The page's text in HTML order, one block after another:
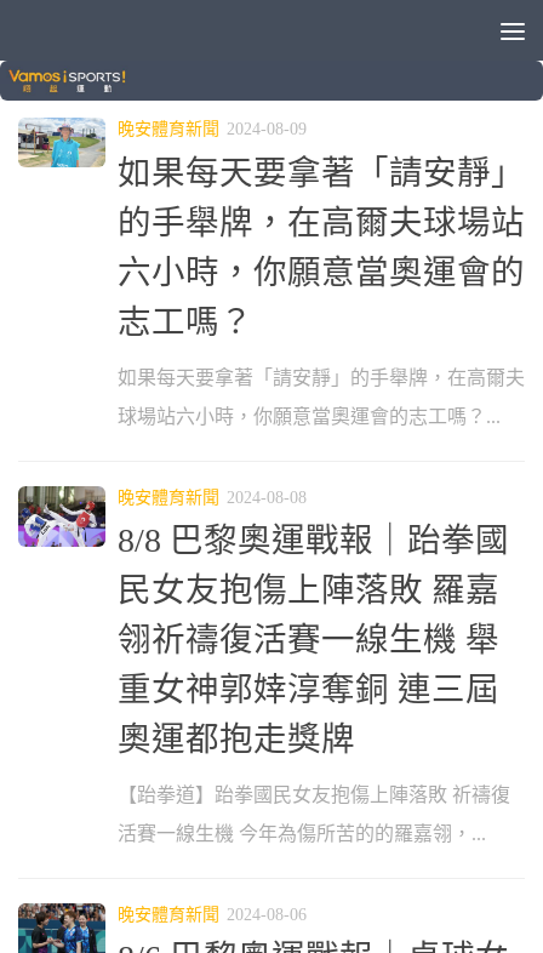
標籤：2024巴黎奧運
晚安體育新聞 2024-08-09
如果每天要拿著「請安靜」
的手舉牌，在高爾夫球場站
六小時，你願意當奧運會的
志工嗎？
如果每天要拿著「請安靜」的手舉牌，在高爾夫
球場站六小時，你願意當奧運會的志工嗎？...
晚安體育新聞 2024-08-08
8/8 巴黎奧運戰報｜跆拳國
民女友抱傷上陣落敗 羅嘉
翎祈禱復活賽一線生機 舉
重女神郭婞淳奪銅 連三屆
奧運都抱走獎牌
【跆拳道】跆拳國民女友抱傷上陣落敗 祈禱復
活賽一線生機 今年為傷所苦的的羅嘉翎，...
晚安體育新聞 2024-08-06